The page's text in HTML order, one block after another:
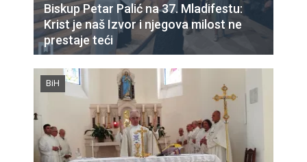
Biskup Petar Palić na 37. Mladifestu:
Krist je naš Izvor i njegova milost ne
prestaje teći
BiH